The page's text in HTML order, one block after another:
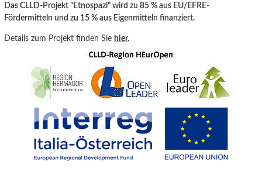
Das CLLD-Projekt "Etnospazi" wird zu 85 % aus EU/EFRE-
Fördermitteln und zu 15 % aus Eigenmitteln finanziert.
Details zum Projekt finden Sie hier.